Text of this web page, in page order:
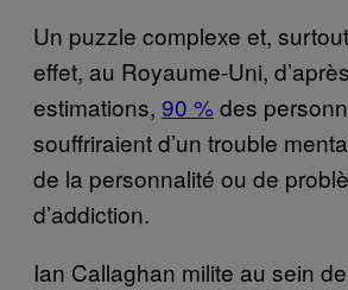
Un puzzle complexe et,
effet, au Royaume-Uni,
estimations, 90 %des
souffriraient d’un trouble
de la personnalité ou de
d’addiction.
Ian Callaghan milite au sein